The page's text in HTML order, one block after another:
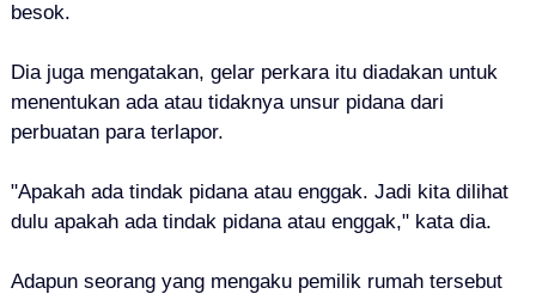
besok.
Dia juga mengatakan, gelar perkara itu diadakan untuk
menentukan ada atau tidaknya unsur pidana dari
perbuatan para terlapor.
"Apakah ada tindak pidana atau enggak. Jadi kita dilihat
dulu apakah ada tindak pidana atau enggak," kata dia.
Adapun seorang yang mengaku pemilik rumah tersebut